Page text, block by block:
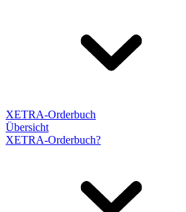
XETRA-Orderbuch
Übersicht
XETRA-Orderbuch?